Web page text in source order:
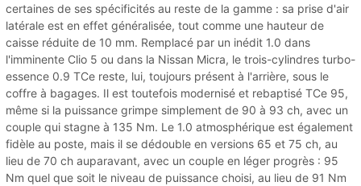
certaines de ses spécificités au reste de la gamme : sa prise d'air
latérale est en effet généralisée, tout comme une hauteur de
caisse réduite de 10 mm. Remplacé par un inédit 1.0 dans
l'imminente Clio 5 ou dans la Nissan Micra, le trois-cylindres turbo-
essence 0.9 TCe reste, lui, toujours présent à l'arrière, sous le
coffre à bagages. Il est toutefois modernisé et rebaptisé TCe 95,
même si la puissance grimpe simplement de 90 à 93 ch, avec un
couple qui stagne à 135 Nm. Le 1.0 atmosphérique est également
fidèle au poste, mais il se dédouble en versions 65 et 75 ch, au
lieu de 70 ch auparavant, avec un couple en léger progrès : 95
Nm quel que soit le niveau de puissance choisi, au lieu de 91 Nm